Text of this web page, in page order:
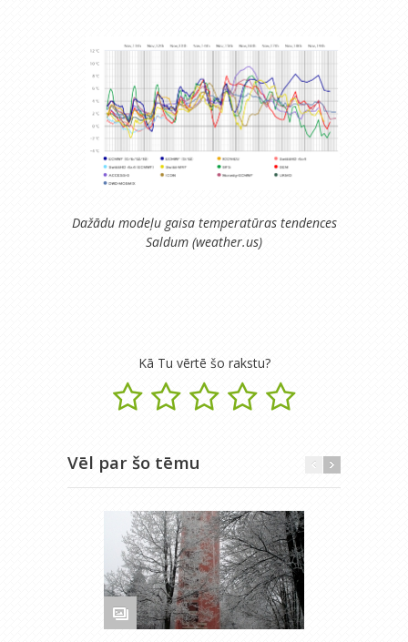
Dažādu modeļu gaisa temperatūras tendences
Saldum (weather.us)
Kā Tu vērtē šo rakstu?
Vēl par šo tēmu